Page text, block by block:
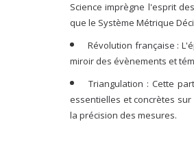
Science imprègne l'esprit
que le Système Métrique
Révolution française :
miroir des évènements et
Triangulation : Cette
essentielles et concrètes
la précision des mesures.